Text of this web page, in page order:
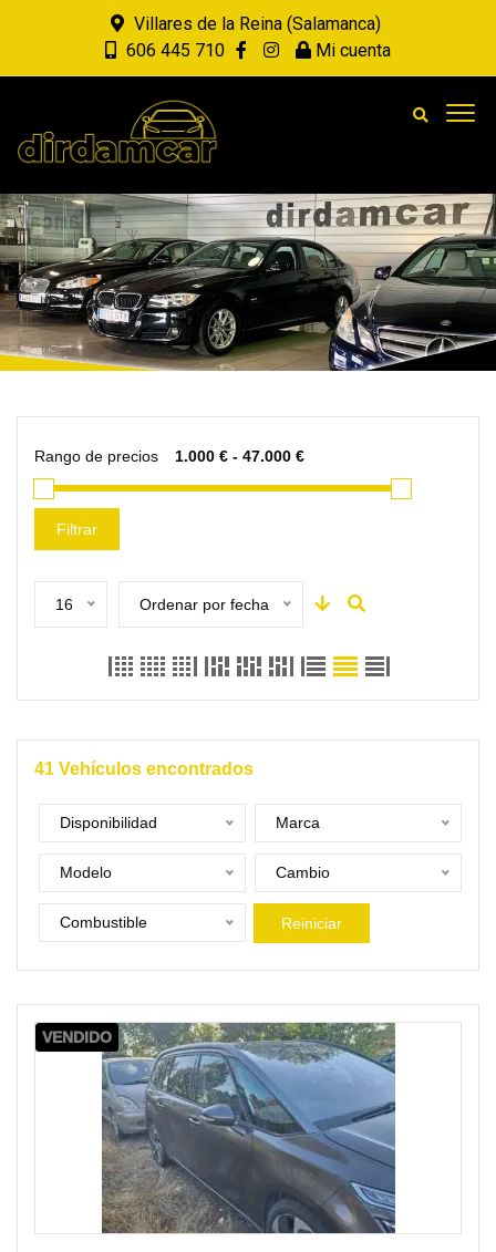
Villares de la Reina (Salamanca)
606 445 710
Mi cuenta
Rango de precios
Filtrar
16 Ordenar por fecha
41 Vehículos encontrados
Disponibilidad Marca
Modelo Cambio
Combustible Reiniciar
VENDIDO